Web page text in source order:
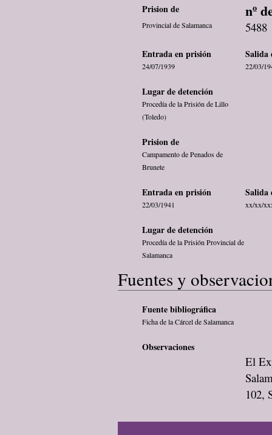
Prision de nº
Provincial de Salamanca 5488
Entrada en prisión Salida
24/07/1939 22/03/
Lugar de detención
Procedía de la Prisión de Lillo
(Toledo)
Prision de
Campamento de Penados de
Brunete
Entrada en prisión Salida
22/03/1941 xx/xx/
Lugar de detención
Procedía de la Prisión Provincial de
Salamanca
Fuentes y
Fuente bibliográfica
Ficha de la Cárcel de Salamanca
Observaciones
El
102,